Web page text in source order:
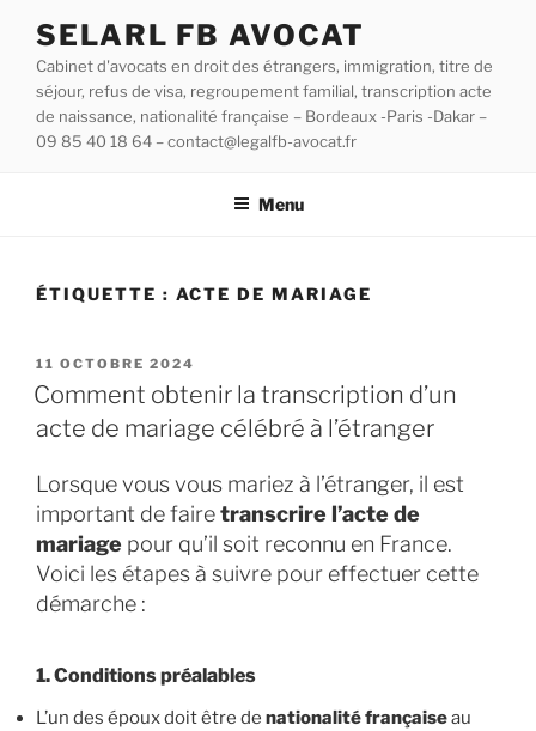
SELARL FB AVOCAT
Cabinet d'avocats en droit des étrangers, immigration, titre de
séjour, refus de visa, regroupement familial, transcription acte
de naissance, nationalité française – Bordeaux -Paris -Dakar –
09 85 40 18 64 – contact@legalfb-avocat.fr
Menu
ÉTIQUETTE : ACTE DE MARIAGE
11 OCTOBRE 2024
Comment obtenir la transcription d’un
acte de mariage célébré à l’étranger
Lorsque vous vous mariez à l’étranger, il est
important de fairetranscrire l’acte de
mariage pour qu’il soit reconnu en France.
Voici les étapes à suivre pour effectuer cette
démarche :
1. Conditions préalables
L’un des époux doit être de nationalité françaiseau